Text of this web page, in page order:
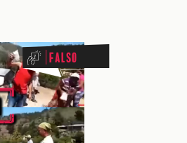
Falso